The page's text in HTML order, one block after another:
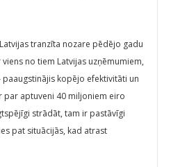
tranzīta nozare pēdējo gadu
no tiem Latvijas uzņēmumiem,
kopējo efektivitāti un
par aptuveni 40 miljoniem eiro
strādāt, tam ir pastāvīgi
pat situācijās, kad atrast